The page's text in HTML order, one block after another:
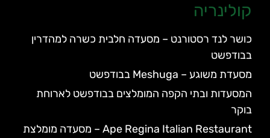
קולינריה
כושר לנד רסטורנט – מסעדה חלבית כשרה למהדרין
בבודפשט
מסעדת משוגע – Meshuga בבודפשט
המסעדות ובתי הקפה המומלצים בבודפשט לארוחת
בוקר
Ape Regina Italian Restaurant – מסעדה מומלצת